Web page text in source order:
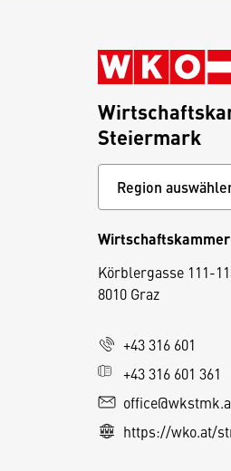
Steiermark
Körblergasse 111-
8010 Graz
+43 316 601
+43 316 601 361
https://wko.at/